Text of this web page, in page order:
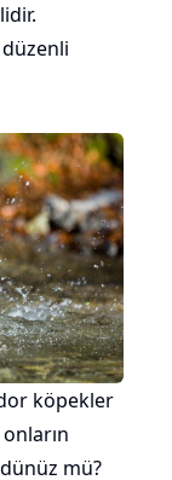
köpekler
mü?